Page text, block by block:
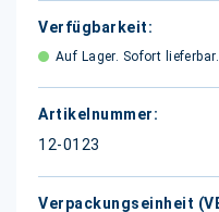
Auf Lager. Sofort lieferbar.
12-0123